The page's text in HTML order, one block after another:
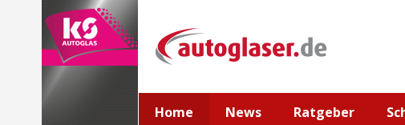
Home News Ratgeber